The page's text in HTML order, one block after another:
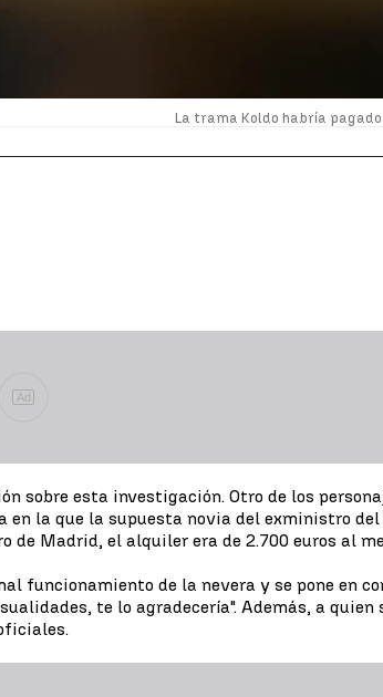
La trama Koldo habría
Ad
sobre esta investigación. Otro de los
en la que la supuesta novia del exministro
de Madrid, el alquiler era de 2.700 euros al
funcionamiento de la nevera y se pone en
te lo agradecería". Además, a